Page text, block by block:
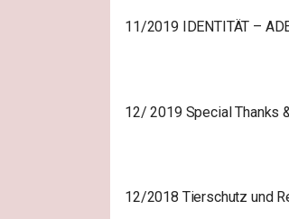
11/2019 IDENTITÄT –
12/ 2019 Special Thanks
12/2018 Tierschutz und